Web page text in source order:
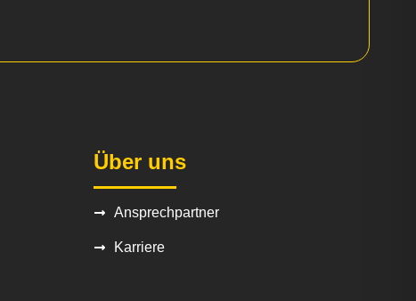
Über uns
Ansprechpartner
Karriere